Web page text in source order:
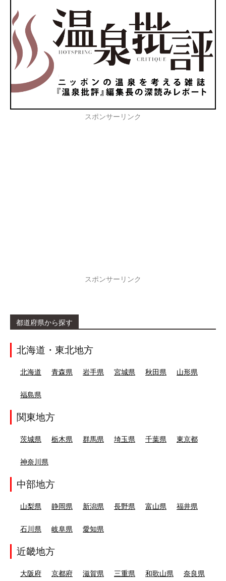
スポンサーリンク
スポンサーリンク
都道府県から探す
北海道・東北地方
北海道 青森県 岩手県 宮城県 秋田県 山形県
福島県
関東地方
茨城県 栃木県 群馬県 埼玉県 千葉県 東京都
神奈川県
中部地方
山梨県 静岡県 新潟県 長野県 富山県 福井県
石川県 岐阜県 愛知県
近畿地方
大阪府 京都府 滋賀県 三重県 和歌山県 奈良県